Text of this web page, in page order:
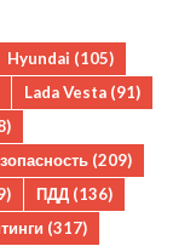
Hyundai (105)
Lada Vesta (91)
(209)
ПДД (136)
(317)